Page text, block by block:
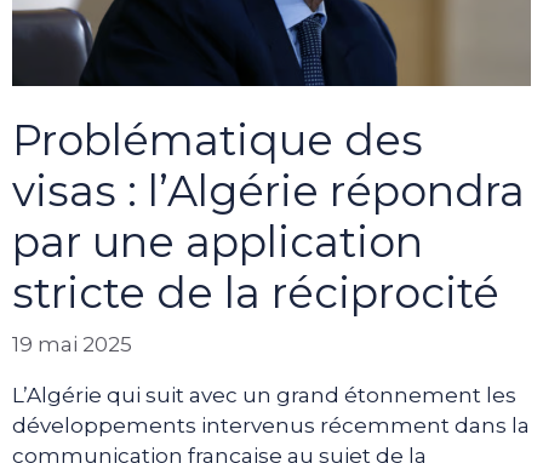
Problématique des
visas : l’Algérie répondra
par une application
stricte de la réciprocité
19 mai 2025
L’Algérie qui suit avec un grand étonnement les
développements intervenus récemment dans la
communication française au sujet de la